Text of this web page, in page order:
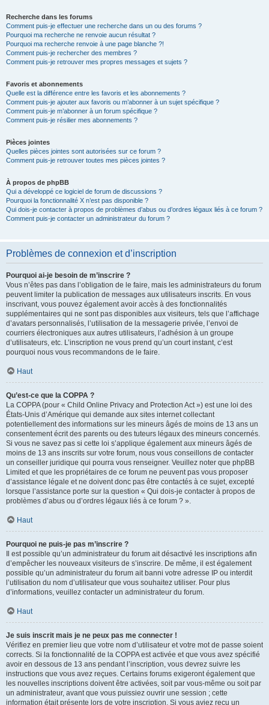
Recherche dans les forums
Comment puis-je effectuer une recherche dans un ou des forums ?
Pourquoi ma recherche ne renvoie aucun résultat ?
Pourquoi ma recherche renvoie à une page blanche ?!
Comment puis-je rechercher des membres ?
Comment puis-je retrouver mes propres messages et sujets ?
Favoris et abonnements
Quelle est la différence entre les favoris et les abonnements ?
Comment puis-je ajouter aux favoris ou m’abonner à un sujet spécifique ?
Comment puis-je m’abonner à un forum spécifique ?
Comment puis-je résilier mes abonnements ?
Pièces jointes
Quelles pièces jointes sont autorisées sur ce forum ?
Comment puis-je retrouver toutes mes pièces jointes ?
À propos de phpBB
Qui a développé ce logiciel de forum de discussions ?
Pourquoi la fonctionnalité X n’est pas disponible ?
Qui dois-je contacter à propos de problèmes d’abus ou d’ordres légaux liés à ce forum ?
Comment puis-je contacter un administrateur du forum ?
Problèmes de connexion et d’inscription
Pourquoi ai-je besoin de m’inscrire ?
Vous n’êtes pas dans l’obligation de le faire, mais les administrateurs du forum
peuvent limiter la publication de messages aux utilisateurs inscrits. En vous
inscrivant, vous pouvez également avoir accès à des fonctionnalités
supplémentaires qui ne sont pas disponibles aux visiteurs, tels que l’affichage
d’avatars personnalisés, l’utilisation de la messagerie privée, l’envoi de
courriers électroniques aux autres utilisateurs, l’adhésion à un groupe
d’utilisateurs, etc. L’inscription ne vous prend qu’un court instant, c’est
pourquoi nous vous recommandons de le faire.
Haut
Qu’est-ce que la COPPA ?
La COPPA (pour « Child Online Privacy and Protection Act ») est une loi des
États-Unis d’Amérique qui demande aux sites internet collectant
potentiellement des informations sur les mineurs âgés de moins de 13 ans un
consentement écrit des parents ou des tuteurs légaux des mineurs concernés.
Si vous ne savez pas si cette loi s’applique également aux mineurs âgés de
moins de 13 ans inscrits sur votre forum, nous vous conseillons de contacter
un conseiller juridique qui pourra vous renseigner. Veuillez noter que phpBB
Limited et que les propriétaires de ce forum ne peuvent pas vous proposer
d’assistance légale et ne doivent donc pas être contactés à ce sujet, excepté
lorsque l’assistance porte sur la question « Qui dois-je contacter à propos de
problèmes d’abus ou d’ordres légaux liés à ce forum ? ».
Haut
Pourquoi ne puis-je pas m’inscrire ?
Il est possible qu’un administrateur du forum ait désactivé les inscriptions afin
d’empêcher les nouveaux visiteurs de s’inscrire. De même, il est également
possible qu’un administrateur du forum ait banni votre adresse IP ou interdit
l’utilisation du nom d’utilisateur que vous souhaitez utiliser. Pour plus
d’informations, veuillez contacter un administrateur du forum.
Haut
Je suis inscrit mais je ne peux pas me connecter !
Vérifiez en premier lieu que votre nom d’utilisateur et votre mot de passe soient
corrects. Si la fonctionnalité de la COPPA est activée et que vous avez spécifié
avoir en dessous de 13 ans pendant l’inscription, vous devrez suivre les
instructions que vous avez reçues. Certains forums exigeront également que
les nouvelles inscriptions doivent être activées, soit par vous-même ou soit par
un administrateur, avant que vous puissiez ouvrir une session ; cette
information était présente lors de votre inscription. Si vous aviez reçu un